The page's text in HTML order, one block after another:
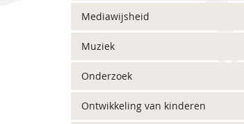
Mediawijsheid
Muziek
Onderzoek
Ontwikkeling van kinderen